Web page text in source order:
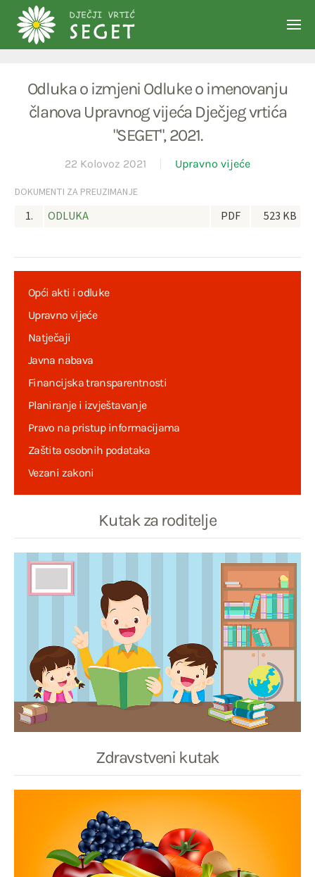
Skip to main content
Odluka o izmjeni Odluke o imenovanju
članova Upravnog vijeća Dječjeg vrtića
"SEGET", 2021.
22 Kolovoz 2021 Upravno vijeće
DOKUMENTI ZA PREUZIMANJE
1. ODLUKA PDF 523 KB
Opći akti i odluke
Upravno vijeće
Natječaji
Javna nabava
Financijska transparentnosti
Planiranje i izvještavanje
Pravo na pristup informacijama
Zaštita osobnih podataka
Vezani zakoni
Kutak za roditelje
Zdravstveni kutak